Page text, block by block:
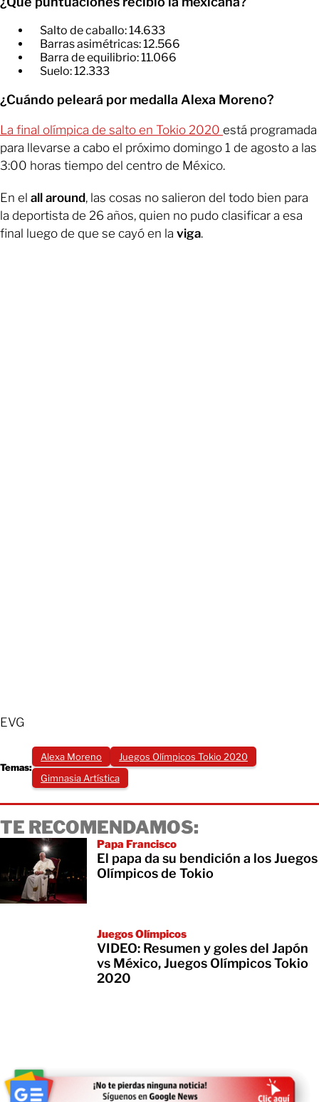
Salto de caballo: 14.633
​Barras asimétricas: 12.566
​Barra de equilibrio: 11.066
​Suelo: 12.333
¿Cuándo peleará por medalla Alexa Moreno?
La final olímpica de salto en Tokio 2020 está programada
para llevarse a cabo el próximo domingo 1 de agosto a las
3:00 horas tiempo del centro de México.
En el all around, las cosas no salieron del todo bien para
la deportista de 26 años, quien no pudo clasificar a esa
final luego de que se cayó en la viga.
EVG
Temas:
Alexa Moreno
Juegos Olímpicos Tokio 2020
Gimnasia Artística
TE RECOMENDAMOS:
Papa Francisco
El papa da su bendición a los Juegos
Olímpicos de Tokio
Juegos Olímpicos
VIDEO: Resumen y goles del Japón
vs México, Juegos Olímpicos Tokio
2020